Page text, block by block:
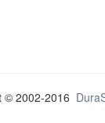
© 2002-2016